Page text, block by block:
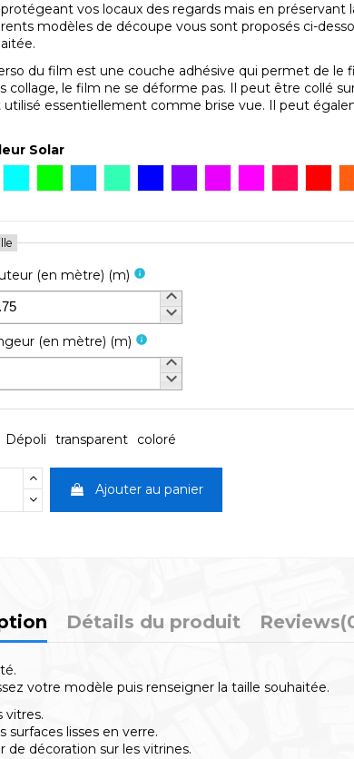
vos locaux des regards mais en préservant
modèles de découpe vous sont proposés ci-
du film est une couche adhésive qui permet de le
collage, le film ne se déforme pas. Il peut être collé
utilisé essentiellement comme brise vue. Il peut
Solar
(en mètre) (m) info
keyboard_arrow_up
keyboard_arrow_down
(en mètre) (m) info
keyboard_arrow_up
keyboard_arrow_down
Dépoli transparent coloré
Ajouter au panier
Détails du produit Reviews
votre modèle puis renseigner la taille souhaitée.
vitres.
lisses en verre.
décoration sur les vitrines.